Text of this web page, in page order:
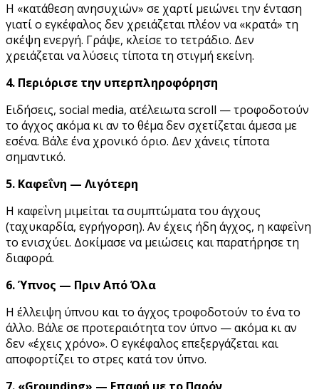
Η «κατάθεση ανησυχιών» σε χαρτί μειώνει την ένταση
γιατί ο εγκέφαλος δεν χρειάζεται πλέον να «κρατά» τη
σκέψη ενεργή. Γράψε, κλείσε το τετράδιο. Δεν
χρειάζεται να λύσεις τίποτα τη στιγμή εκείνη.
4. Περιόρισε την υπερπληροφόρηση
Ειδήσεις, social media, ατέλειωτα scroll — τροφοδοτούν
το άγχος ακόμα κι αν το θέμα δεν σχετίζεται άμεσα με
εσένα. Βάλε ένα χρονικό όριο. Δεν χάνεις τίποτα
σημαντικό.
5. Καφεΐνη — Λιγότερη
Η καφεΐνη μιμείται τα συμπτώματα του άγχους
(ταχυκαρδία, εγρήγορση). Αν έχεις ήδη άγχος, η καφεΐνη
το ενισχύει. Δοκίμασε να μειώσεις και παρατήρησε τη
διαφορά.
6. Ύπνος — Πριν Από Όλα
Η έλλειψη ύπνου και το άγχος τροφοδοτούν το ένα το
άλλο. Βάλε σε προτεραιότητα τον ύπνο — ακόμα κι αν
δεν «έχεις χρόνο». Ο εγκέφαλος επεξεργάζεται και
αποφορτίζει το στρες κατά τον ύπνο.